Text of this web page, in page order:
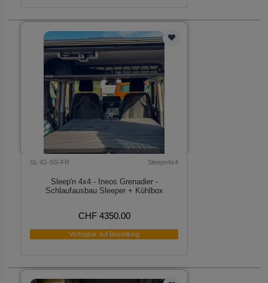
SL-IG-SS-FR Sleepn4x4
Sleep'n 4x4 - Ineos Grenadier -
Schlaufausbau Sleeper + Kühlbox
CHF 4350.00
Verfügbar auf Bestellung